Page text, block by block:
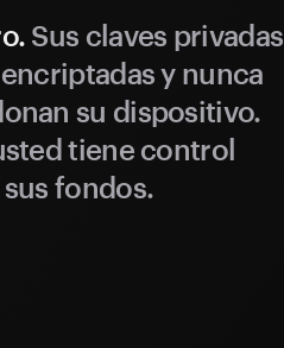
Sus claves privadas
y nunca
su dispositivo.
tiene control
fondos.